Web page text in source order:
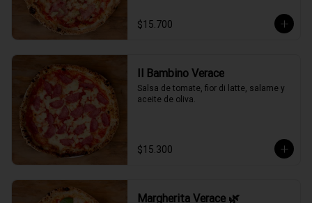
$15.700
Il Bambino Verace
Salsa de tomate, fior di latte, salame y
aceite de oliva.
$15.300
Margherita Verace 🌿